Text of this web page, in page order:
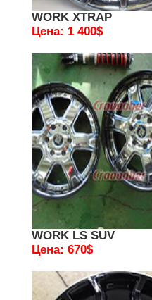
WORK XTRAP
Цена: 1 400$
WORK LS SUV
Цена: 670$